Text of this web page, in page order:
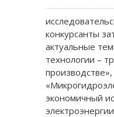
конкурсанты
актуальные
технологии –
производстве»,
экономичный